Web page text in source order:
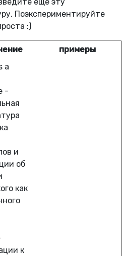
Поэкспериментируйте
:)
примеры
a
-
и
об
как
к